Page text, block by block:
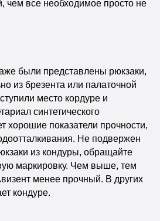
чем все необходимое просто не
были представлены рюкзаки,
из брезента или палаточной
место кордуре и
синтетического
хорошие показатели прочности,
Не подвержен
из кондуры, обращайте
маркировку. Чем выше, тем
менее прочный. В других
кондуре.